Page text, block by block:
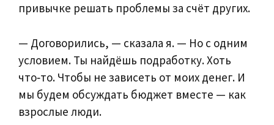
привычке решать проблемы за счёт других.
— Договорились, — сказала я. — Но с одним
условием. Ты найдёшь подработку. Хоть
что‑то. Чтобы не зависеть от моих денег. И
мы будем обсуждать бюджет вместе — как
взрослые люди.